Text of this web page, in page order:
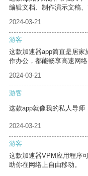
编辑文档、制作演示文稿、
2024-03-21
游客
这款加速器app简直是居
作办公，都能畅享高速网
2024-03-21
游客
这款app就像我的私人导师
2024-03-21
游客
这款加速器VPM应用程序
助你在网络上自由移动。